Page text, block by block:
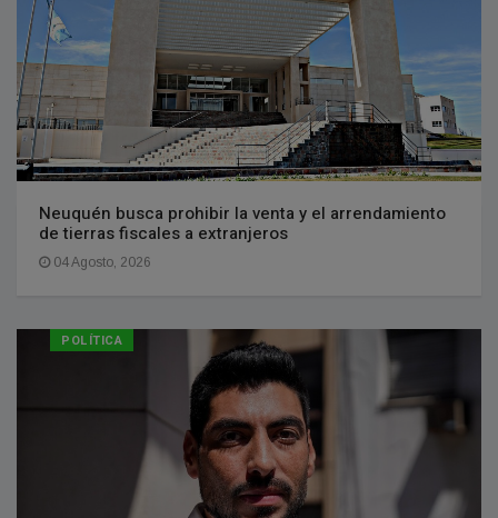
Neuquén busca prohibir la venta y el arrendamiento
de tierras fiscales a extranjeros
04 Agosto, 2026
POLÍTICA